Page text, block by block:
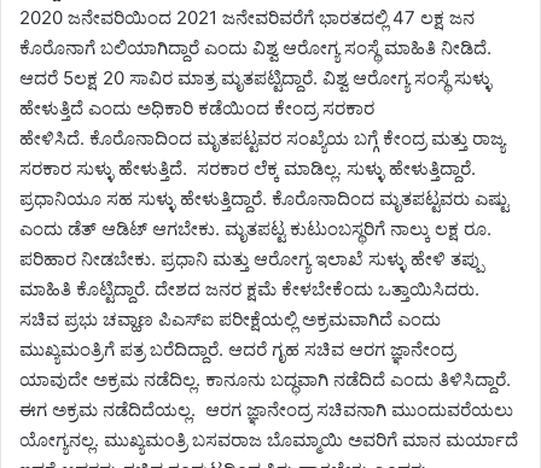
2020 ಜನೇವರಿಯಿಂದ 2021 ಜನೇವರಿವರೆಗೆ ಭಾರತದಲ್ಲಿ 47 ಲಕ್ಷ ಜನ
ಕೊರೊನಾಗೆ ಬಲಿಯಾಗಿದ್ದಾರೆ ಎಂದು ವಿಶ್ವ ಆರೋಗ್ಯ ಸಂಸ್ಥೆ ಮಾಹಿತಿ ನೀಡಿದೆ.
ಆದರೆ 5ಲಕ್ಷ‌ 20 ಸಾವಿರ ಮಾತ್ರ ಮೃತಪಟ್ಟಿದ್ದಾರೆ. ವಿಶ್ವ ಆರೋಗ್ಯ ಸಂಸ್ಥೆ ಸುಳ್ಳು
ಹೇಳುತ್ತಿದೆ ಎಂದು ಅಧಿಕಾರಿ ಕಡೆಯಿಂದ ಕೇಂದ್ರ ಸರಕಾರ
ಹೇಳಿಸಿದೆ. ಕೊರೊನಾದಿಂದ ಮೃತಪಟ್ಟವರ ಸಂಖ್ಯೆಯ ಬಗ್ಗೆ ಕೇಂದ್ರ ಮತ್ತು ರಾಜ್ಯ
ಸರಕಾರ ಸುಳ್ಳು ಹೇಳುತ್ತಿದೆ. ಸರಕಾರ ಲೆಕ್ಕ ಮಾಡಿಲ್ಲ. ಸುಳ್ಳು ಹೇಳುತ್ತಿದ್ದಾರೆ.
ಪ್ರಧಾನಿಯೂ ಸಹ ಸುಳ್ಳು ಹೇಳುತ್ತಿದ್ದಾರೆ. ಕೊರೊನಾದಿಂದ ಮೃತಪಟ್ಟವರು ಎಷ್ಟು
ಎಂದು ಡೆತ್ ಆಡಿಟ್ ಆಗಬೇಕು.‌ ಮೃತಪಟ್ಟ ಕುಟುಂಬಸ್ಥರಿಗೆ ನಾಲ್ಕು ಲಕ್ಷ ರೂ.
ಪರಿಹಾರ ನೀಡಬೇಕು. ಪ್ರಧಾನಿ ಮತ್ತು ಆರೋಗ್ಯ ಇಲಾಖೆ ಸುಳ್ಳು ಹೇಳಿ ತಪ್ಪು
ಮಾಹಿತಿ ಕೊಟ್ಟಿದ್ದಾರೆ. ದೇಶದ ಜನರ ಕ್ಷಮೆ ಕೇಳಬೇಕೆಂದು ಒತ್ತಾಯಿಸಿದರು.
ಸಚಿವ ಪ್ರಭು ಚವ್ಹಾಣ ಪಿಎಸ್ಐ ಪರೀಕ್ಷೆಯಲ್ಲಿ ಅಕ್ರಮವಾಗಿದೆ ಎಂದು
ಮುಖ್ಯಮಂತ್ರಿಗೆ ಪತ್ರ ಬರೆದಿದ್ದಾರೆ. ಆದರೆ ಗೃಹ ಸಚಿವ ಆರಗ ಜ್ಞಾನೇಂದ್ರ
ಯಾವುದೇ ಅಕ್ರಮ ನಡೆದಿಲ್ಲ. ಕಾನೂನು ಬದ್ಧವಾಗಿ ನಡೆದಿದೆ ಎಂದು ತಿಳಿಸಿದ್ದಾರೆ.
ಈಗ ಅಕ್ರಮ ನಡೆದಿದೆಯಲ್ಲ. ಆರಗ ಜ್ಞಾನೇಂದ್ರ ಸಚಿವನಾಗಿ ಮುಂದುವರೆಯಲು
ಯೋಗ್ಯನಲ್ಲ. ಮುಖ್ಯಮಂತ್ರಿ ಬಸವರಾಜ ಬೊಮ್ಮಾಯಿ‌ ಅವರಿಗೆ ಮಾನ ಮರ್ಯಾದೆ